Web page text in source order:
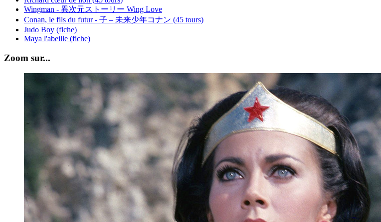
Wingman - 異次元ストーリー Wing Love
Conan, le fils du futur - 子 – 未来少年コナン (45 tours)
Judo Boy (fiche)
Maya l'abeille (fiche)
Zoom sur...